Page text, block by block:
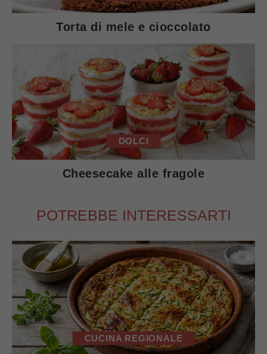
Torta di mele e cioccolato
DOLCI
Cheesecake alle fragole
POTREBBE INTERESSARTI
CUCINA REGIONALE